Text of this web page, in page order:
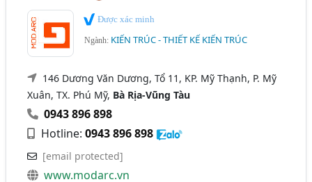
Được xác minh
Ngành: KIẾN TRÚC - THIẾT KẾ KIẾN TRÚC
146 Dương Văn Dương, Tổ 11, KP. Mỹ Thạnh, P. Mỹ
Xuân, TX. Phú Mỹ, Bà Rịa-Vũng Tàu
0943 896 898
Hotline:0943 896 898
[email protected]
www.modarc.vn